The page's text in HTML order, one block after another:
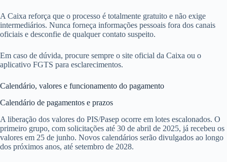
A Caixa reforça que o processo é totalmente gratuito e não exige
intermediários. Nunca forneça informações pessoais fora dos canais
oficiais e desconfie de qualquer contato suspeito.
Em caso de dúvida, procure sempre o site oficial da Caixa ou o
aplicativo FGTS para esclarecimentos.
Calendário, valores e funcionamento do pagamento
Calendário de pagamentos e prazos
A liberação dos valores do PIS/Pasep ocorre em lotes escalonados. O
primeiro grupo, com solicitações até 30 de abril de 2025, já recebeu os
valores em 25 de junho. Novos calendários serão divulgados ao longo
dos próximos anos, até setembro de 2028.